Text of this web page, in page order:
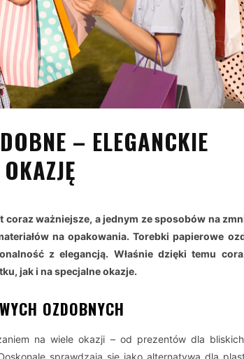
– ELEGANCKIE
ważniejsze, a jednym ze sposobów na
na opakowania. Torebki papierowe
z elegancją. Właśnie dzięki temu
jak i na specjalne okazje.
OZDOBNYCH
na wiele okazji – od prezentów dla
sprawdzają się jako alternatywa dla